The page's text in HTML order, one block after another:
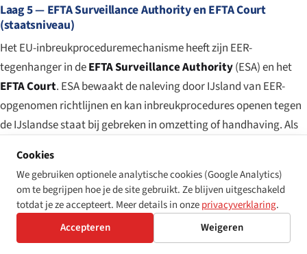
Laag 5 — EFTA Surveillance Authority en EFTA Court
(staatsniveau)
Het EU-inbreukproceduremechanisme heeft zijn EER-
tegenhanger in deEFTA Surveillance Authority(ESA) en het
EFTA Court. ESA bewaakt de naleving door IJsland van EER-
opgenomen richtlijnen en kan inbreukprocedures openen tegen
de IJslandse staat bij gebreken in omzetting of handhaving. Als
gesteld, zijn dagelijkse boetes en forfaitaire bedragen
beschikbaar op dezelfde rechtsbasis als het EU-regime van
artikel 260(2) VWEU, met bedragen die globaal evenredig zijn
aan het BBP van IJsland.
Cookies
We gebruiken optionele analytische cookies (Google Analytics)
om te begrijpen hoe je de site gebruikt. Ze blijven uitgeschakeld
totdat je ze accepteert. Meer details in onzeprivacyverklaring.
Accepteren
Weigeren